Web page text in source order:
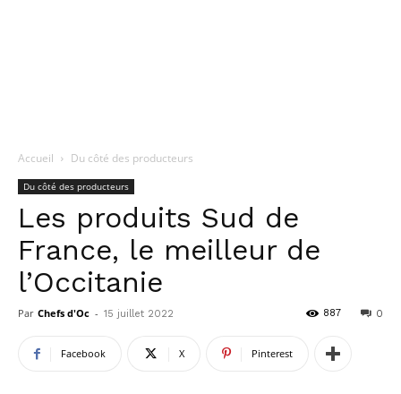
Accueil Du côté des producteurs
Du côté des producteurs
Les produits Sud de
France, le meilleur de
l’Occitanie
Par Chefs d'Oc - 15 juillet 2022 0
887
Facebook X Pinterest